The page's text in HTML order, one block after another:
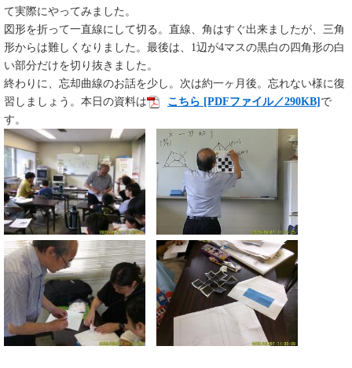
て実際にやってみました。
図形を折って一直線にして切る。直線、角はすぐ出来ましたが、三角
形からは難しくなりました。最後は、1辺が4マスの黒白の四角形の白
い部分だけを切り抜きました。
終わりに、忘却曲線のお話を少し。次は約一ヶ月後。忘れない様に復
習しましょう。本日の資料は
こちら [PDFファイル／290KB] で
す。